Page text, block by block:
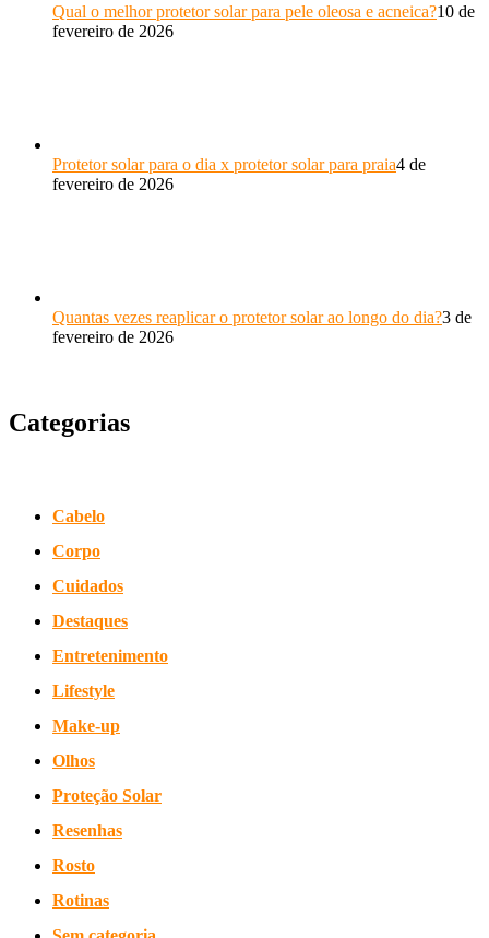
Qual o melhor protetor solar para pele oleosa e acneica?10 de
fevereiro de 2026
Protetor solar para o dia x protetor solar para praia4 de
fevereiro de 2026
Quantas vezes reaplicar o protetor solar ao longo do dia?3 de
fevereiro de 2026
Categorias
Cabelo
Corpo
Cuidados
Destaques
Entretenimento
Lifestyle
Make-up
Olhos
Proteção Solar
Resenhas
Rosto
Rotinas